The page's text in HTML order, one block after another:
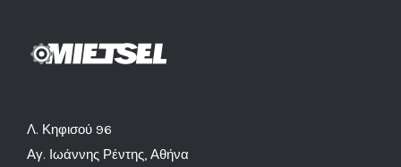
Λ. Κηφισού 96
Αγ. Ιωάννης Ρέντης, Αθήνα